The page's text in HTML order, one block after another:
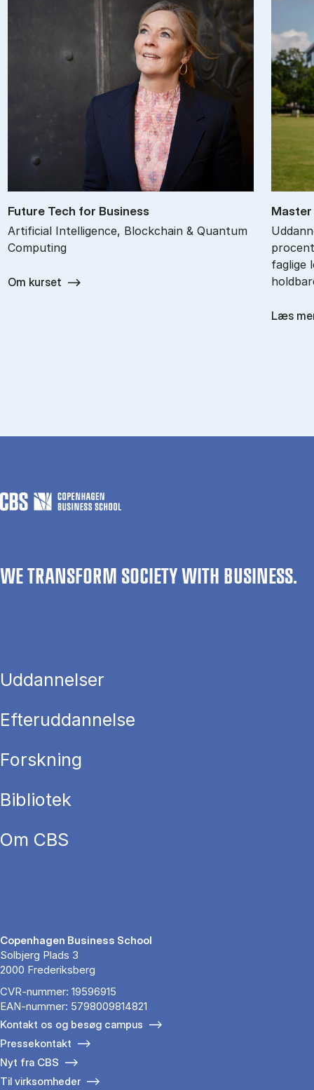
Fu­ture Tech for Busi­ness
Ar­ti­fi­cial In­tel­li­gence, Block­chain & Quantum
Com­put­ing
Om kurset
faglige
Læs
WE TRANSFORM SOCIETY WITH BUSINESS.
Uddannelser
Efteruddannelse
Forskning
Bibliotek
Om CBS
Copenhagen Business School
Solbjerg Plads 3
2000 Frederiksberg
CVR-nummer: 19596915
EAN-nummer: 5798009814821
Kontakt os og besøg campus
Pressekontakt
Nyt fra CBS
Til virksomheder